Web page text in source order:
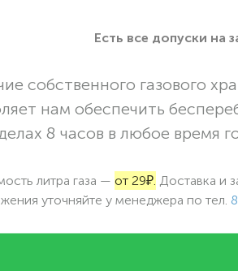
Есть все допуски нa
собственного газового
нам обеспечить
8 часов в любое время
литра газа — от 29₽. Доставка и
уточняйте у менеджера по тел.